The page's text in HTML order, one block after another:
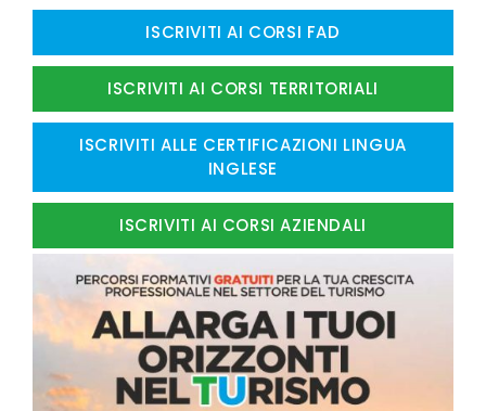
ISCRIVITI AI CORSI FAD
ISCRIVITI AI CORSI TERRITORIALI
ISCRIVITI ALLE CERTIFICAZIONI LINGUA
INGLESE
ISCRIVITI AI CORSI AZIENDALI